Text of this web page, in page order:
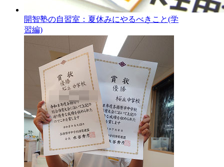
開智塾の自習室：夏休みにやるべきこと(学
習編)